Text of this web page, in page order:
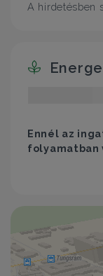
A hirdetésben
Ennél az
folyamatban